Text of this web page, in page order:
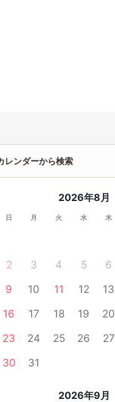
レンダーから検索
2026年8月
日 月 火 水 木
2
3 4 5 6
9
10 11 12 13
16
17 18 19 20
23
24 25 26 27
30
31
2026年9月